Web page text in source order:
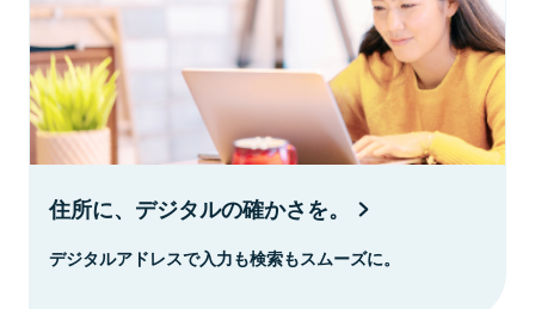
住所に、デジタルの確かさを。
デジタルアドレスで入力も検索もスムーズに。